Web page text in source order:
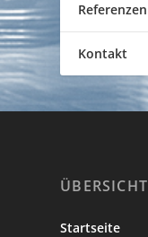
Referenzen
Kontakt
ÜBERSICHT
Startseite